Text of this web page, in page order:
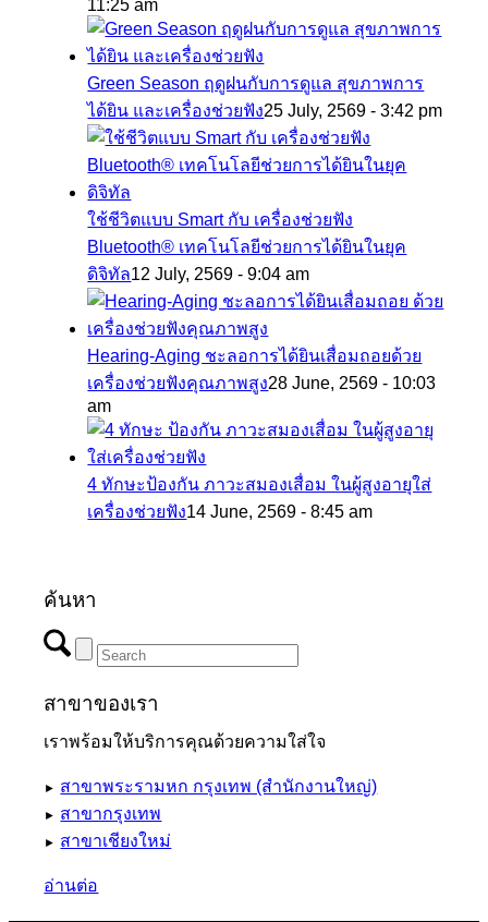
11:25 am
Green Season ฤดูฝนกับการดูแล สุขภาพการ
ได้ยิน และเครื่องช่วยฟัง25 July, 2569 - 3:42 pm
ใช้ชีวิตแบบ Smart กับ เครื่องช่วยฟัง
Bluetooth® เทคโนโลยีช่วยการได้ยินในยุค
ดิจิทัล12 July, 2569 - 9:04 am
Hearing-Aging ชะลอการได้ยินเสื่อมถอยด้วย
เครื่องช่วยฟังคุณภาพสูง28 June, 2569 - 10:03
am
4 ทักษะป้องกัน ภาวะสมองเสื่อม ในผู้สูงอายุใส่
เครื่องช่วยฟัง14 June, 2569 - 8:45 am
ค้นหา
สาขาของเรา
เราพร้อมให้บริการคุณด้วยความใส่ใจ
► สาขาพระรามหก กรุงเทพ (สำนักงานใหญ่)
► สาขากรุงเทพ
► สาขาเชียงใหม่
อ่านต่อ